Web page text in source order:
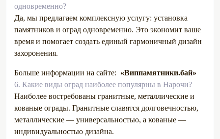
одновременно?
Да, мы предлагаем комплексную услугу: установка
памятников и оград одновременно. Это экономит ваше
время и помогает создать единый гармоничный дизайн
захоронения.
Больше информации на сайте: «Виппамятники.бай»
6. Какие виды оград наиболее популярны в Нарочи?
Наиболее востребованы гранитные, металлические и
кованые ограды. Гранитные славятся долговечностью,
металлические — универсальностью, а кованые —
индивидуальностью дизайна.